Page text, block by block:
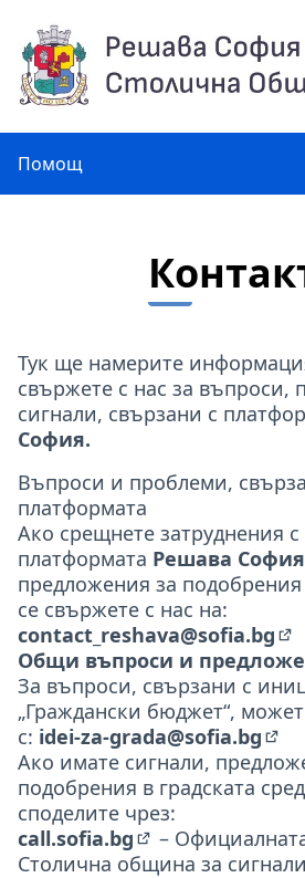
Помощ
Тук ще намерите
свържете с нас за въпроси,
сигнали, свързани с
София.
Въпроси и проблеми,
платформата
Ако срещнете затруднения
платформата Решава София
предложения за
се свържете с нас на:
contact_reshava@sofia.bg
Общи въпроси и
За въпроси, свързани с
„Граждански бюджет“,
с: idei-za-grada@sofia.bg
Ако имате сигнали,
подобрения в градската
споделите чрез:
call.sofia.bg
(Външна връзка)
–
Столична община за